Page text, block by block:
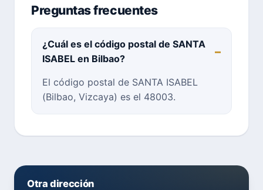
Preguntas frecuentes
¿Cuál es el código postal de SANTA
ISABEL en Bilbao?
El código postal de SANTA ISABEL
(Bilbao, Vizcaya) es el 48003.
Otra dirección